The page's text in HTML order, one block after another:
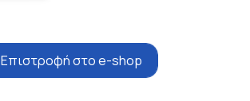
Επιστροφή στο e-shop